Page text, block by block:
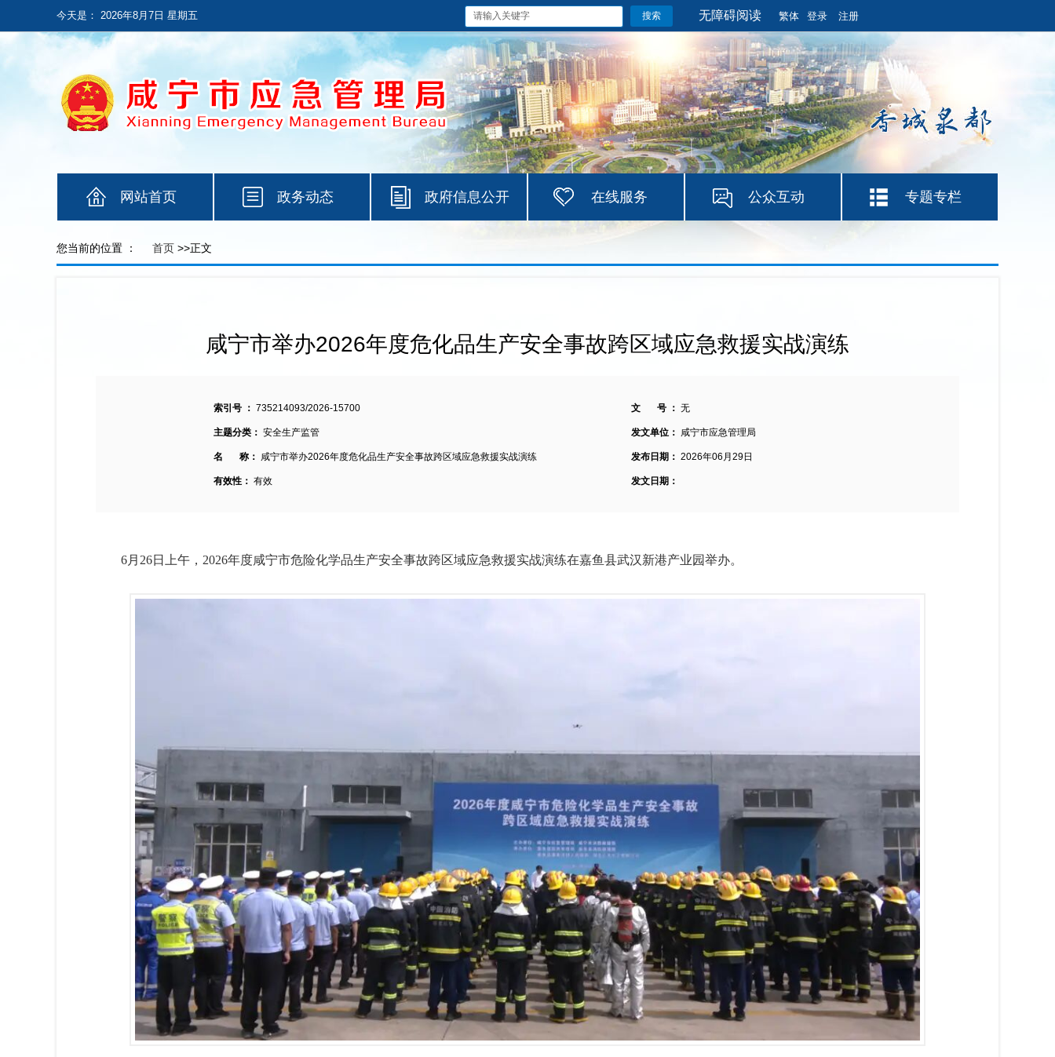
今天是： 2026年8月7日 星期五 无障碍阅读 繁体 登录 注册
网站首页 政务动态 政府信息公开 在线服务 公众互动 专题专栏
您当前的位置 ： 首页 >>正文
咸宁市举办2026年度危化品生产安全事故跨区域应急救援实战演练
索引号 ： 735214093/2026-15700 文 号 ： 无
主题分类： 安全生产监管 发文单位： 咸宁市应急管理局
名 称： 咸宁市举办2026年度危化品生产安全事故跨区域应急救援实战演练 发布日期： 2026年06月29日
有效性： 有效 发文日期：
6月26日上午，2026年度咸宁市危险化学品生产安全事故跨区域应急救援实战演练在嘉鱼县武汉新港产业园举办。